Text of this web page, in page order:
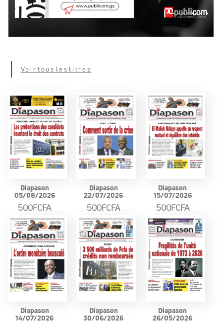
Voir tous les titres
Diapason
05/08/2026
500FCFA
Diapason
22/07/2026
500FCFA
Diapason
15/07/2026
500FCFA
Diapason
14/07/2026
Diapason
30/06/2026
Diapason
26/05/2026